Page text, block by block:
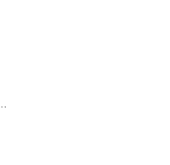
Albastru inchis